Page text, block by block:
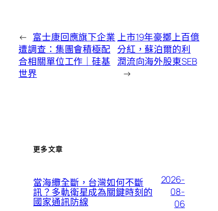
← 富士康回應旗下企業
遭調查：集團會積極配
合相關單位工作｜硅基
世界
上市19年豪擲上百億
分紅，蘇泊爾的利
潤流向海外股東SEB
→
更多文章
當海纜全斷，台灣如何不斷
訊？多軌衛星成為關鍵時刻的
國家通訊防線
2026-
08-
06